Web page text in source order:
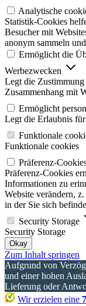
Analytische
Statistik-Cookies
Besucher mit
anonym sammeln
Ermöglicht die
Werbezwecken
Legt die
Zusammenhang mit
Ermöglicht
Legt die Erlaubnis
Funktionale
Funktionale cookies
Präferenz-
Präferenz-Cookies
Informationen zu
Website verändern,
in der Sie sich
Security Storage
Security Storage
Okay
Zum Inhalt springen
Aufgrund von
und einer hohen
Lieferung oder
Wir erzielen eine